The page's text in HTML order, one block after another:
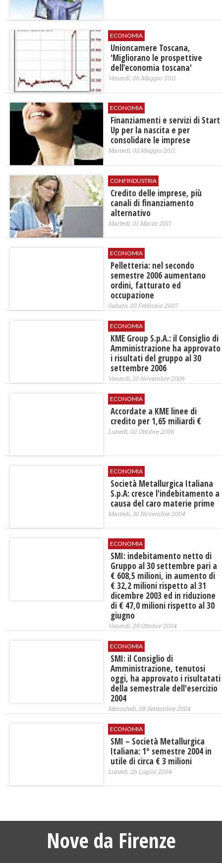
ECONOMIA
Unioncamere Toscana,
'Migliorano le prospettive
dell’economia toscana'
Venerdì, 06 Maggio 2011
ECONOMIA
Finanziamenti e servizi di Start
Up per la nascita e per
consolidare le imprese
Martedì, 03 Maggio 2011
CONFINDUSTRIA
Credito delle imprese, più
canali di finanziamento
alternativo
Martedì, 01 Marzo 2011
ECONOMIA
Pelletteria: nel secondo
semestre 2006 aumentano
ordini, fatturato ed
occupazione
Sabato, 03 Febbraio 2007
ECONOMIA
KME Group S.p.A.: il Consiglio di
Amministrazione ha approvato
i risultati del gruppo al 30
settembre 2006
Venerdì, 10 Novembre 2006
ECONOMIA
Accordate a KME linee di
credito per 1,65 miliardi €
Lunedì, 02 Ottobre 2006
ECONOMIA
Società Metallurgica Italiana
S.p.A: cresce l'indebitamento a
causa del caro materie prime
Martedì, 30 Novembre 2004
ECONOMIA
SMI: indebitamento netto di
Gruppo al 30 settembre pari a
€ 608,5 milioni, in aumento di
€ 32,2 milioni rispetto al 31
dicembre 2003 ed in riduzione
di € 47,0 milioni rispetto al 30
giugno
Venerdì, 29 Ottobre 2004
ECONOMIA
SMI: il Consiglio di
Amministrazione, tenutosi
oggi, ha approvato i risultatati
della semestrale dell'esercizio
2004
Mercoledì, 08 Settembre 2004
ECONOMIA
SMI – Società Metallurgica
Italiana: 1° semestre 2004 in
utile di circa € 3 milioni
Lunedì, 26 Luglio 2004
Nove da Firenze